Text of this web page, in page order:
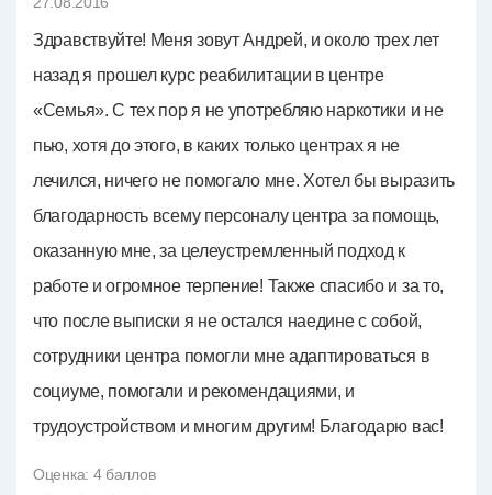
Здравствуйте! Меня зовут Андрей, и около трех лет
назад я прошел курс реабилитации в центре
«Семья». С тех пор я не употребляю наркотики и не
пью, хотя до этого, в каких только центрах я не
лечился, ничего не помогало мне. Хотел бы выразить
благодарность всему персоналу центра за помощь,
оказанную мне, за целеустремленный подход к
работе и огромное терпение! Также спасибо и за то,
что после выписки я не остался наедине с собой,
сотрудники центра помогли мне адаптироваться в
социуме, помогали и рекомендациями, и
трудоустройством и многим другим! Благодарю вас!
Оценка: 4 баллов